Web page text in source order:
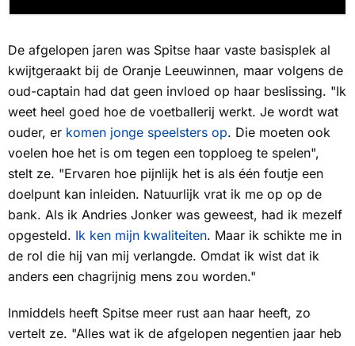
De afgelopen jaren was Spitse haar vaste basisplek al
kwijtgeraakt bij de Oranje Leeuwinnen, maar volgens de
oud-captain had dat geen invloed op haar beslissing. "Ik
weet heel goed hoe de voetballerij werkt. Je wordt wat
ouder, er komen jonge speelsters op. Die moeten ook
voelen hoe het is om tegen een topploeg te spelen",
stelt ze. "Ervaren hoe pijnlijk het is als één foutje een
doelpunt kan inleiden. Natuurlijk vrat ik me op op de
bank. Als ik Andries Jonker was geweest, had ik mezelf
opgesteld. Ik ken mijn kwaliteiten. Maar ik schikte me in
de rol die hij van mij verlangde. Omdat ik wist dat ik
anders een chagrijnig mens zou worden."
Inmiddels heeft Spitse meer rust aan haar heeft, zo
vertelt ze. "Alles wat ik de afgelopen negentien jaar heb